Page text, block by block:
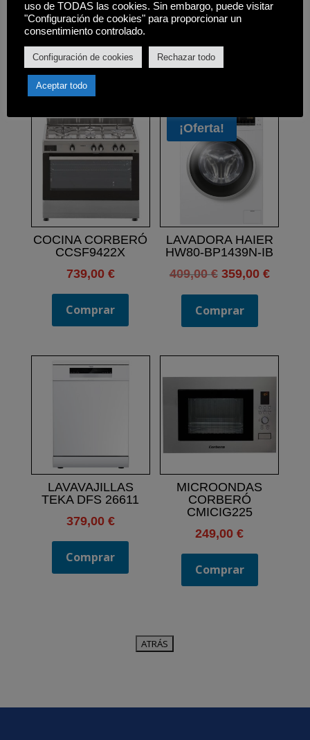
490mm.
Productos relacionados
COCINA CORBERÓ
CCSF9422X
739,00 €
Comprar
¡Oferta!
LAVADORA HAIER
HW80-BP1439N-IB
409,00€ El
original
era:
359,00 €El
Comprar
LAVAVAJILLAS
TEKA DFS 26611
379,00 €
Comprar
MICROONDAS
CORBERÓ
CMICIG225
249,00€
Comprar
uso de TODAS las cookies. Sin embargo, puede visitar
"Configuración de cookies" para proporcionar un
consentimiento controlado.
Configuración de cookies Rechazar todo
Aceptar todo